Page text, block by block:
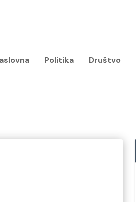
Politika Društvo